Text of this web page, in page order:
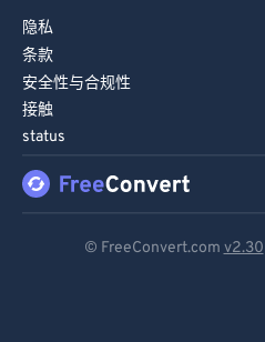
隐私
条款
安全性与合规性
接触
status
© FreeConvert.com v2.30